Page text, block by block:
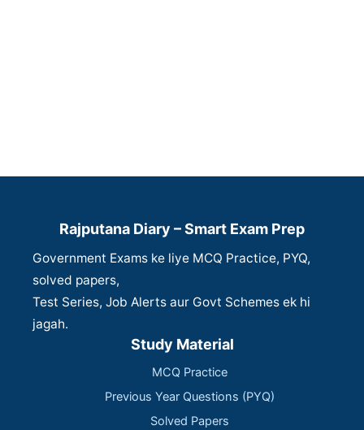
Rajputana Diary – Smart Exam Prep
Government Exams ke liye MCQ Practice, PYQ,
solved papers,
Test Series, Job Alerts aur Govt Schemes ek hi
jagah.
Study Material
MCQ Practice
Previous Year Questions (PYQ)
Solved Papers